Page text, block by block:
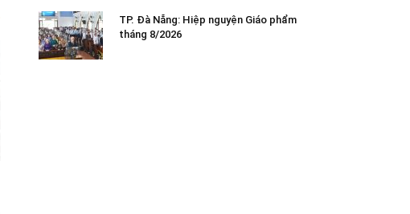
TP. Đà Nẵng: Hiệp nguyện Giáo phẩm
tháng 8/2026